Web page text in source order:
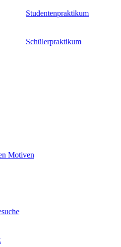
Studentenpraktikum
Schülerpraktikum
Motiven